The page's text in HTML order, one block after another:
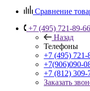
Сравнение
+7 (495) 721-89-66
Назад
Телефоны
+7 (495) 721-
+7(906)090-
+7 (812) 309-
Заказать